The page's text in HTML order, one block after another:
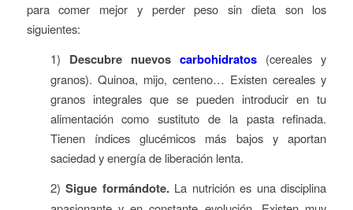
para comer mejor y perder peso sin dieta son los
siguientes:
1) Descubre nuevoscarbohidratos (cereales y
granos). Quinoa, mijo, centeno… Existen cereales y
granos integrales que se pueden introducir en tu
alimentación como sustituto de la pasta refinada.
Tienen índices glucémicos más bajos y aportan
saciedad y energía de liberación lenta.
2)Sigue formándote.La nutrición es una disciplina